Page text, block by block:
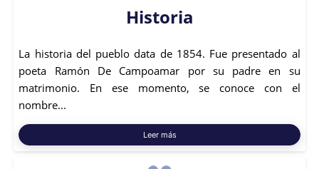
Historia
La historia del pueblo data de 1854. Fue presentado al
poeta Ramón De Campoamar por su padre en su
matrimonio. En ese momento, se conoce con el
nombre...
Leer más